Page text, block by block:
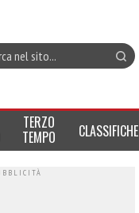
TERZO
TEMPO CLASSIFICHE